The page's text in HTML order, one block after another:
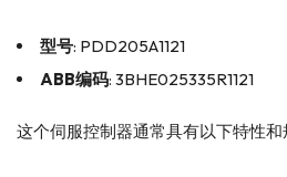
型号: PDD205A1121
ABB编码: 3BHE025335R1121
这个伺服控制器通常具有以下特性和